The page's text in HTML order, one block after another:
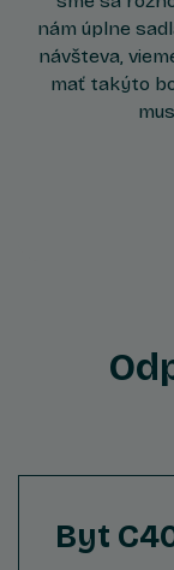
nám úplne
návšteva,
mať takýto
Byt